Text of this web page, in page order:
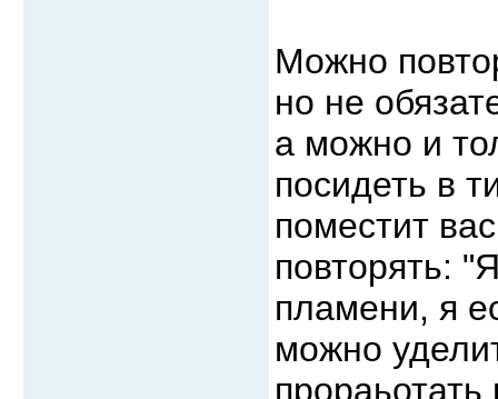
Можно
но не
а можно и
посидеть в
поместит
повторять:
пламени, я
можно